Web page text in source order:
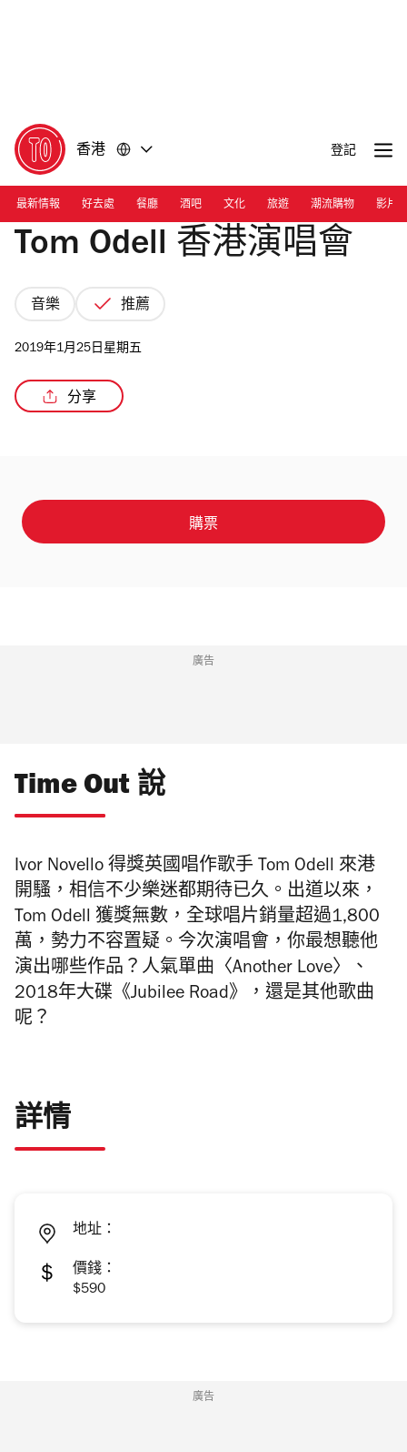
香港 登記
最新情報 好去處 餐廳 酒吧 文化 旅遊 潮流購物 影片
Tom Odell 香港演唱會
音樂 推薦
2019年1月25日星期五
分享
購票
廣告
Time Out 說
Ivor Novello 得獎英國唱作歌手 Tom Odell 來港
開騷，相信不少樂迷都期待已久。出道以來，
Tom Odell 獲獎無數，全球唱片銷量超過1,800
萬，勢力不容置疑。今次演唱會，你最想聽他
演出哪些作品？人氣單曲〈Another Love〉、
2018年大碟《Jubilee Road》，還是其他歌曲
呢？
詳情
地址：
價錢：
$590
廣告